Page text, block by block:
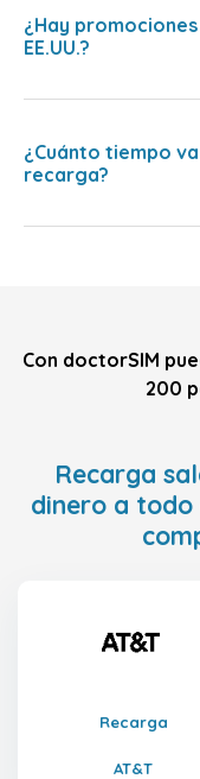
¿Hay
EE.UU.?
¿Cuánto tiempo
recarga?
Con doctorSIM
200
Recarga
dinero a todo
Recarga
AT&T